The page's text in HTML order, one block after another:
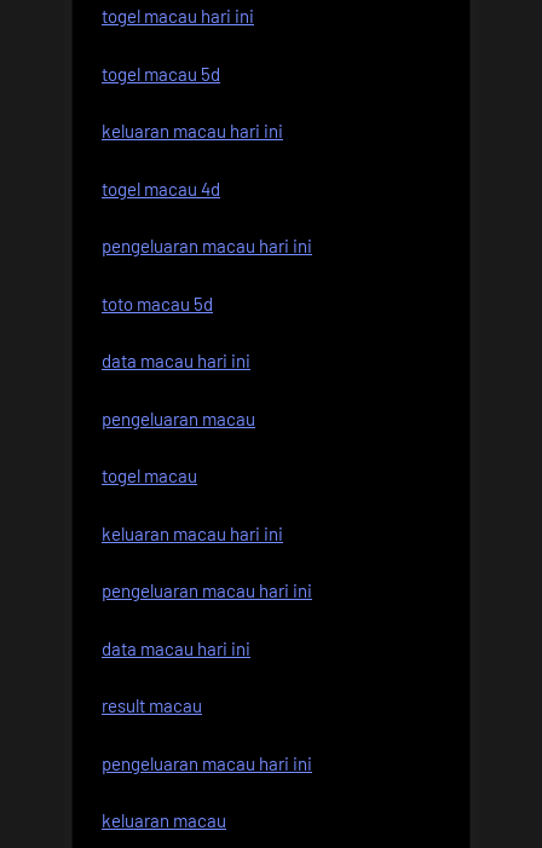
togel macau hari ini
togel macau 5d
keluaran macau hari ini
togel macau 4d
pengeluaran macau hari ini
toto macau 5d
data macau hari ini
pengeluaran macau
togel macau
keluaran macau hari ini
pengeluaran macau hari ini
data macau hari ini
result macau
pengeluaran macau hari ini
keluaran macau